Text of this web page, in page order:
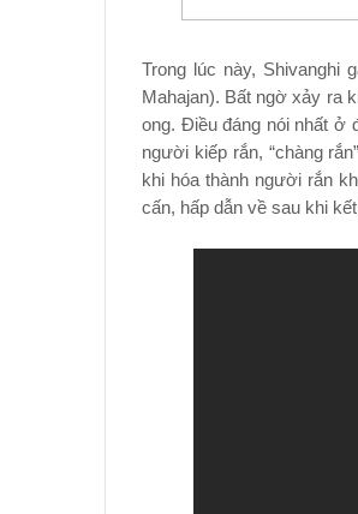
Trong lúc này, Shivanghi
Mahajan). Bất ngờ xảy ra
ong. Điều đáng nói nhất ở
người kiếp rắn, “chàng
khi hóa thành người rắn
cấn, hấp dẫn về sau khi